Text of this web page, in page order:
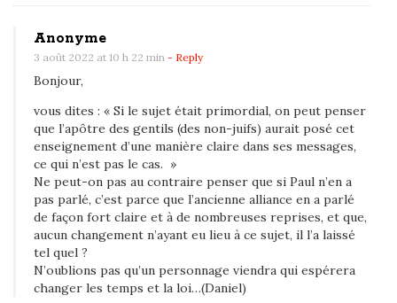
Anonyme
3 août 2022 at 10 h 22 min - Reply
Bonjour,
vous dites : « Si le sujet était primordial, on peut penser
que l’apôtre des gentils (des non-juifs) aurait posé cet
enseignement d’une manière claire dans ses messages,
ce qui n’est pas le cas. »
Ne peut-on pas au contraire penser que si Paul n’en a
pas parlé, c’est parce que l’ancienne alliance en a parlé
de façon fort claire et à de nombreuses reprises, et que,
aucun changement n’ayant eu lieu à ce sujet, il l’a laissé
tel quel ?
N’oublions pas qu’un personnage viendra qui espérera
changer les temps et la loi…(Daniel)